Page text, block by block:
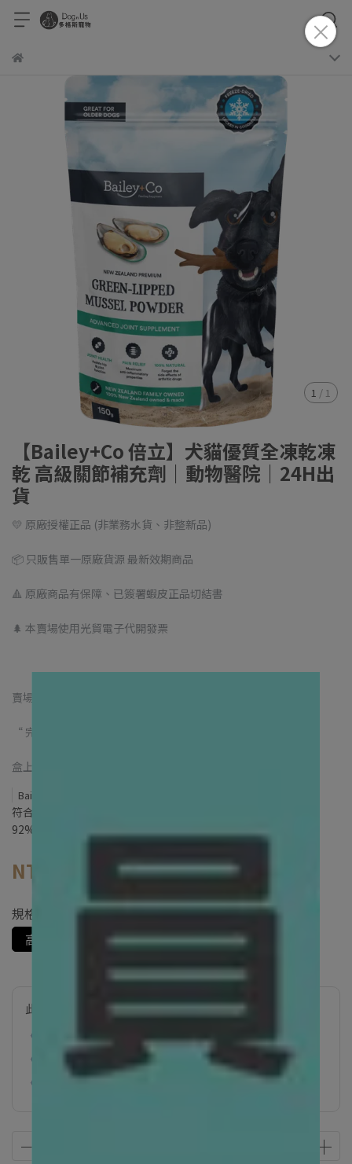
1 / 1
【Bailey+Co 倍立】犬貓優質全凍乾凍
乾 高級關節補充劑｜動物醫院｜24H出
貨
💛 原廠授權正品 (非業務水貨、非整新品)
📦 只販售單一原廠貨源 最新效期商品
🔺 原廠商品有保障、已簽署蝦皮正品切結書
🌲 本賣場使用光貿電子代開發票
賣場貨源來自「Bailey+Co 倍立」原廠
“ 完整膠膜包裝 及 盒上條碼 ” 完整保留給您
盒上的條碼可至「Bailey+Co 倍立」追蹤品項來源
Bailey+Co 倍立
符合 AAFCO 認證營養標準 100%紐西蘭人類食材級材料 含肉量
92%以上優質全凍乾生肉 無穀物、無基因改造生物
NT$1,350
規格
高級關節補充劑150g
此商品參與的優惠活動
《倍立》同品項2件5折(關節補充劑)
《炎夏萌寵守護祭》滿$1200現折$88
《炎夏萌寵守護祭》滿$1888現折$188